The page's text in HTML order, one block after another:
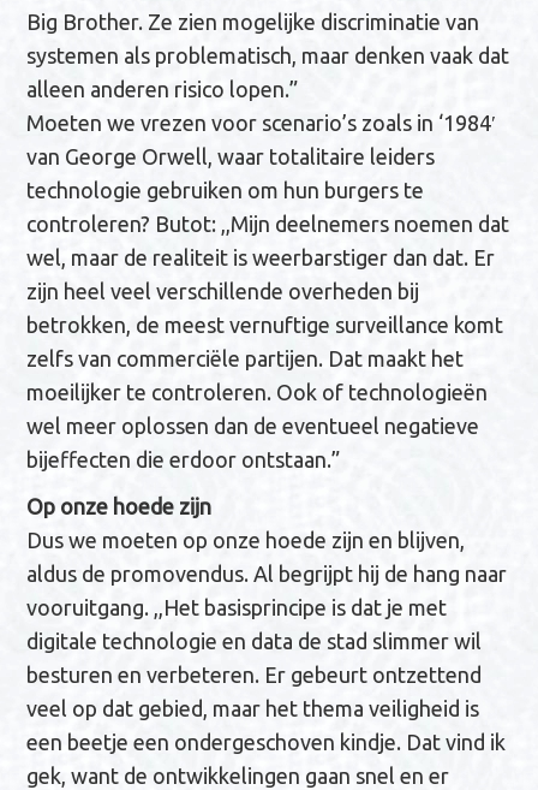
Big Brother. Ze zien mogelijke discriminatie van
systemen als problematisch, maar denken vaak dat
alleen anderen risico lopen.”
Moeten we vrezen voor scenario’s zoals in ‘1984′
van George Orwell, waar totalitaire leiders
technologie gebruiken om hun burgers te
controleren? Butot: ,,Mijn deelnemers noemen dat
wel, maar de realiteit is weerbarstiger dan dat. Er
zijn heel veel verschillende overheden bij
betrokken, de meest vernuftige surveillance komt
zelfs van commerciële partijen. Dat maakt het
moeilijker te controleren. Ook of technologieën
wel meer oplossen dan de eventueel negatieve
bijeffecten die erdoor ontstaan.”
Op onze hoede zijn
Dus we moeten op onze hoede zijn en blijven,
aldus de promovendus. Al begrijpt hij de hang naar
vooruitgang. ,,Het basisprincipe is dat je met
digitale technologie en data de stad slimmer wil
besturen en verbeteren. Er gebeurt ontzettend
veel op dat gebied, maar het thema veiligheid is
een beetje een ondergeschoven kindje. Dat vind ik
gek, want de ontwikkelingen gaan snel en er